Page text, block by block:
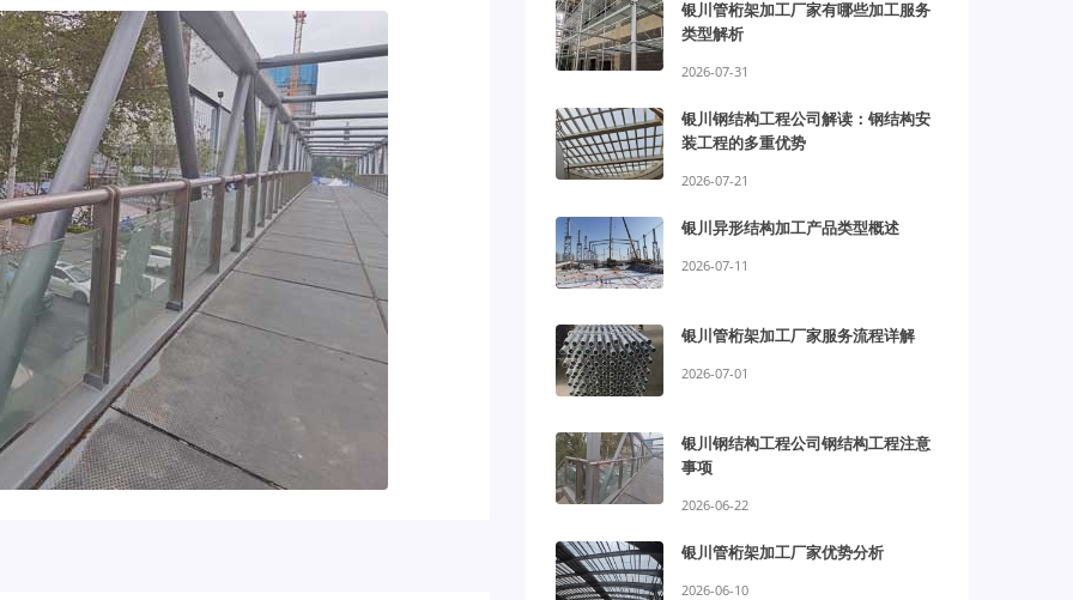
银川管桁架加工厂家有哪些加工服务
类型解析
2026-07-31
银川钢结构工程公司解读：钢结构安
装工程的多重优势
2026-07-21
银川异形结构加工产品类型概述
2026-07-11
银川管桁架加工厂家服务流程详解
2026-07-01
银川钢结构工程公司钢结构工程注意
事项
2026-06-22
银川管桁架加工厂家优势分析
2026-06-10